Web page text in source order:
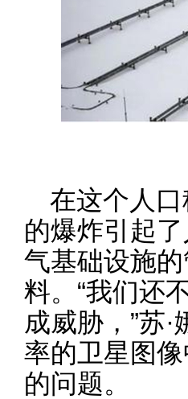
在这个人
的爆炸引起
气基础设施
料。“我们还
成威胁，”苏
率的卫星图
的问题。